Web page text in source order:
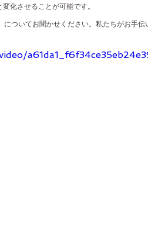
化させることが可能です。
ついてお聞かせください。私たちがお手伝